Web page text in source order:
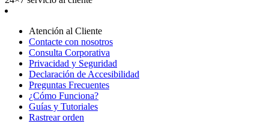
Atención al Cliente
Contacte con nosotros
Consulta Corporativa
Privacidad y Seguridad
Declaración de Accesibilidad
Preguntas Frecuentes
¿Cómo Funciona?
Guías y Tutoriales
Rastrear orden